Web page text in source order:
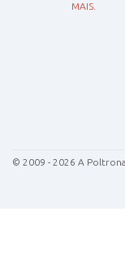
MAIS.
© 2009 - 2026 A